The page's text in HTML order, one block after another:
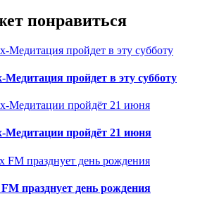
понравиться
пройдет в эту субботу
Медитации пройдёт 21 июня
празднует день рождения